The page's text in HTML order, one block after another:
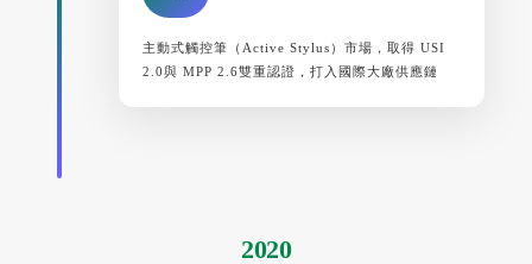
主動式觸控筆（Active Stylus）市場，取得 USI
2.0與 MPP 2.6雙重認證，打入國際大廠供應鏈
2020